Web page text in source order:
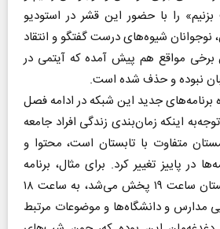
بزنیم» را با حضور این قشر در استودیو
شیوه‌های درست گفتگو و انتقاد
برخی مواقع هم پیش آمده که آیتمی در
نبوده و حذف شده است.
برنامه‌های جدید این شبکه در ادامه فصل
اینکه زمان‌بندی زندگی افراد جامعه
متفاوت با تابستان است، محتوا و
در پاییز تغییر کرد. برای مثال، برنامه
کتاب فرهنگ که در تابستان ساعت ۱۹ پخش می‌شد، به ساعت ۱۸
مدارس و دانشگاه‌ها و موضوعات مرتبط